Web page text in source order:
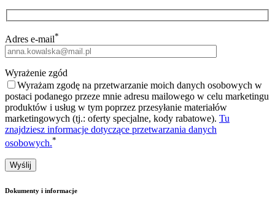
Adres e-mail*
Wyrażenie zgód
Wyrażam zgodę na przetwarzanie moich danych osobowych w
postaci podanego przeze mnie adresu mailowego w celu marketingu
produktów i usług w tym poprzez przesyłanie materiałów
marketingowych (tj.: oferty specjalne, kody rabatowe). Tu
znajdziesz informacje dotyczące przetwarzania danych
osobowych.*
Dokumenty i informacje